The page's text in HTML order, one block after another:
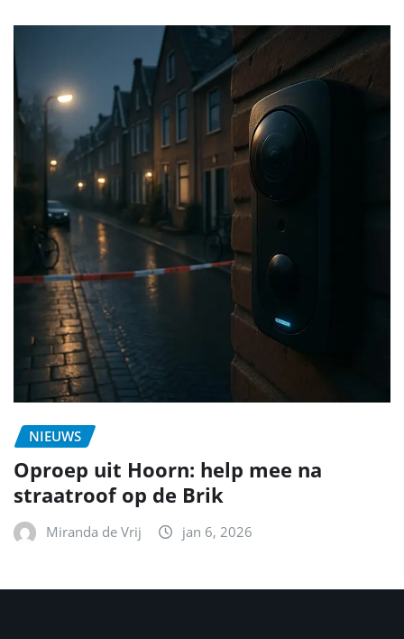
NIEUWS
Oproep uit Hoorn: help mee na
straatroof op de Brik
Miranda de Vrij jan 6, 2026